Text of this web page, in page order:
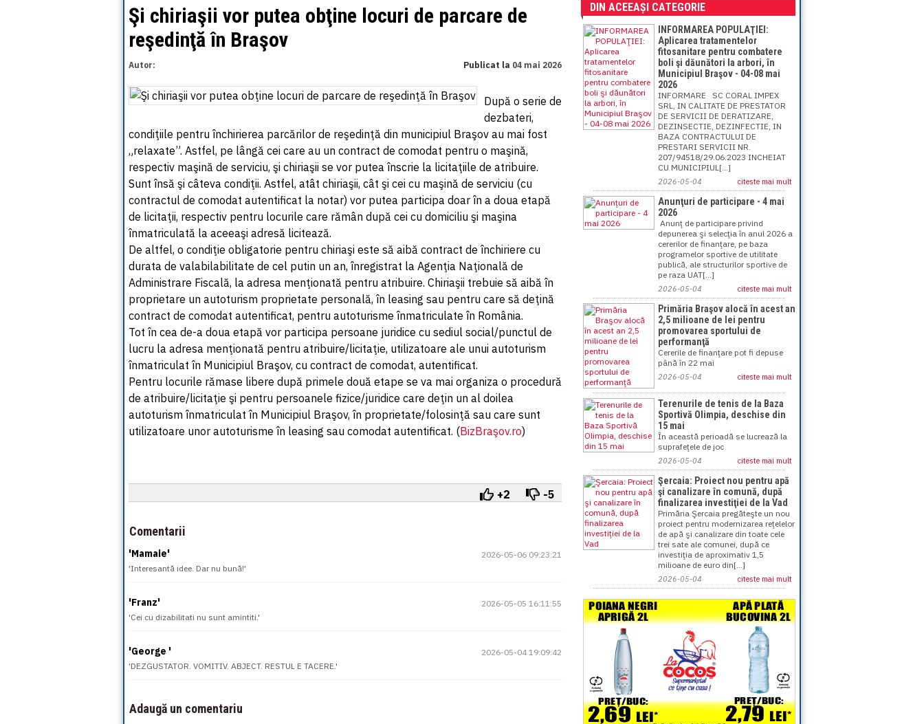
1 DKK
= 0.6668 RON
1 EGP= 0.0860 RON
1 MXN= 0.2227 RON
1 NOK= 0.4191 RON
1 PLN = 1.1646 RON
1 RSD
= 0.0425 RON
1 RUB = 0.0530 RON
1 SEK= 0.4526 RON
1 TRY = 0.1141 RON
1 UAH
= 0.1048 RON
1 XDR= 5.9383 RON
1 ZAR= 0.2318 RON
Şi chiriaşii vor putea obţine locuri de parcare de
reşedinţă în Braşov
Autor: Publicat la 04 mai 2026
După o serie de
dezbateri,
condiţiile pentru închirierea parcărilor de reşedinţă din municipiul Braşov au mai fost
„relaxate”. Astfel, pe lângă cei care au un contract de comodat pentru o maşină,
respectiv maşină de serviciu, şi chiriaşii se vor putea înscrie la licitaţiile de atribuire.
Sunt însă şi câteva condiţii. Astfel, atât chiriaşii, cât şi cei cu maşină de serviciu (cu
contractul de comodat autentificat la notar) vor putea participa doar în a doua etapă
de licitaţii, respectiv pentru locurile care rămân după cei cu domiciliu şi maşina
înmatriculată la aceeaşi adresă licitează.
De altfel, o condiţie obligatorie pentru chiriaşi este să aibă contract de închiriere cu
durata de valabilabilitate de cel putin un an, înregistrat la Agenţia Naţională de
Administrare Fiscală, la adresa menţionată pentru atribuire. Chiriaşii trebuie să aibă în
proprietare un autoturism proprietate personală, în leasing sau pentru care să deţină
contract de comodat autentificat, pentru autoturisme înmatriculate în România.
Tot în cea de-a doua etapă vor participa persoane juridice cu sediul social/punctul de
lucru la adresa menţionată pentru atribuire/licitaţie, utilizatoare ale unui autoturism
înmatriculat în Municipiul Braşov, cu contract de comodat, autentificat.
Pentru locurile rămase libere după primele două etape se va mai organiza o procedură
de atribuire/licitaţie şi pentru persoanele fizice/juridice care deţin un al doilea
autoturism înmatriculat în Municipiul Braşov, în proprietate/folosinţă sau care sunt
utilizatoare unor autoturisme în leasing sau comodat autentificat. (BizBraşov.ro)
+2 -5
Comentarii
'Mamaie'
2026-05-06 09:23:21
'Interesantă idee. Dar nu bună!'
'Franz'
2026-05-05 16:11:55
'Cei cu dizabilitati nu sunt amintiti.'
'George '
2026-05-04 19:09:42
'DEZGUSTATOR. VOMITIV. ABJECT. RESTUL E TACERE.'
Adaugă un comentariu
DIN ACEEAȘI CATEGORIE
INFORMAREA POPULAŢIEI:
Aplicarea tratamentelor
fitosanitare pentru combatere
boli şi dăunători la arbori, în
Municipiul Braşov - 04-08 mai
2026
INFORMARE SC CORAL IMPEX
SRL, IN CALITATE DE PRESTATOR
DE SERVICII DE DERATIZARE,
DEZINSECTIE, DEZINFECTIE, IN
BAZA CONTRACTULUI DE
PRESTARI SERVICII NR.
207/94518/29.06.2023 INCHEIAT
CU MUNICIPIUL[...]
2026-05-04 citeste mai mult
Anunţuri de participare - 4 mai
2026
Anunţ de participare privind
depunerea şi selecţia în anul 2026 a
cererilor de finanţare, pe baza
programelor sportive de utilitate
publică, ale structurilor sportive de
pe raza UAT[...]
2026-05-04 citeste mai mult
Primăria Braşov alocă în acest an
2,5 milioane de lei pentru
promovarea sportului de
performanţă
Cererile de finanţare pot fi depuse
până în 22 mai
2026-05-04 citeste mai mult
Terenurile de tenis de la Baza
Sportivă Olimpia, deschise din
15 mai
În această perioadă se lucrează la
suprafeţele de joc
2026-05-04 citeste mai mult
Şercaia: Proiect nou pentru apă
şi canalizare în comună, după
finalizarea investiţiei de la Vad
Primăria Şercaia pregăteşte un nou
proiect pentru modernizarea reţelelor
de apă şi canalizare din toate cele
trei sate ale comunei, după ce
investiţia de aproximativ 1,5
milioane de euro din[...]
2026-05-04 citeste mai mult